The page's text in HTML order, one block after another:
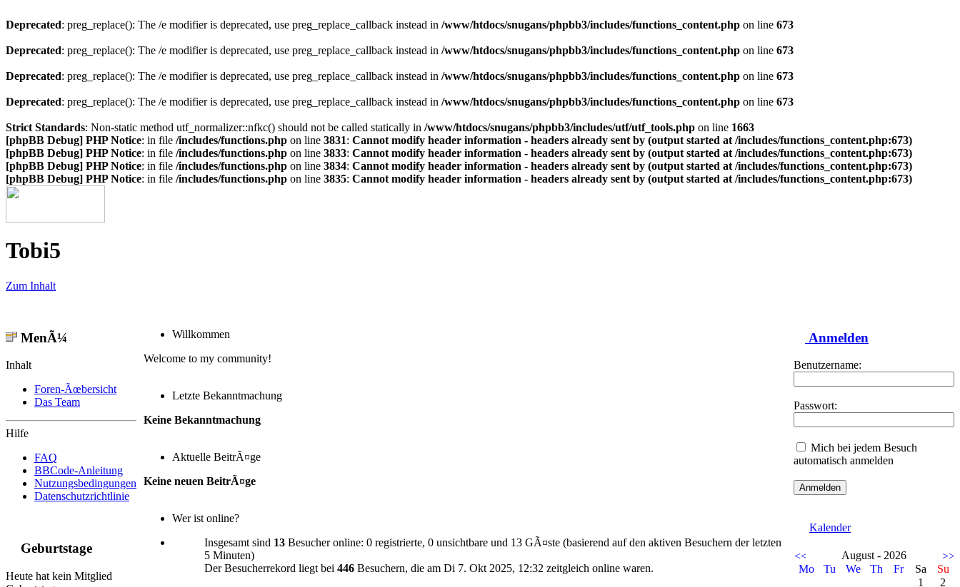
Deprecated: preg_replace(): The /e modifier is deprecated, use preg_replace_callback instead in /www/htdocs/snugans/phpbb3/includes/functions_content.php on line 673
Deprecated: preg_replace(): The /e modifier is deprecated, use preg_replace_callback instead in /www/htdocs/snugans/phpbb3/includes/functions_content.php on line 673
Deprecated: preg_replace(): The /e modifier is deprecated, use preg_replace_callback instead in /www/htdocs/snugans/phpbb3/includes/functions_content.php on line 673
Deprecated: preg_replace(): The /e modifier is deprecated, use preg_replace_callback instead in /www/htdocs/snugans/phpbb3/includes/functions_content.php on line 673
Strict Standards: Non-static method utf_normalizer::nfkc() should not be called statically in /www/htdocs/snugans/phpbb3/includes/utf/utf_tools.php on line 1663
[phpBB Debug] PHP Notice: in file /includes/functions.php on line 3831: Cannot modify header information - headers already sent by (output started at /includes/functions_content.php:673)
[phpBB Debug] PHP Notice: in file /includes/functions.php on line 3833: Cannot modify header information - headers already sent by (output started at /includes/functions_content.php:673)
[phpBB Debug] PHP Notice: in file /includes/functions.php on line 3834: Cannot modify header information - headers already sent by (output started at /includes/functions_content.php:673)
[phpBB Debug] PHP Notice: in file /includes/functions.php on line 3835: Cannot modify header information - headers already sent by (output started at /includes/functions_content.php:673)
Tobi5
Zum Inhalt
MenÃ¼
Inhalt
Foren-Ãœbersicht
Das Team
Hilfe
FAQ
BBCode-Anleitung
Nutzungsbedingungen
Datenschutzrichtlinie
Geburtstage
Heute hat kein Mitglied
Willkommen
Welcome to my community!
Letzte Bekanntmachung
Keine Bekanntmachung
Aktuelle BeitrÃ¤ge
Keine neuen BeitrÃ¤ge
Wer ist online?
Insgesamt sind 13 Besucher online: 0 registrierte, 0 unsichtbare und 13 GÃ¤ste (basierend auf den aktiven Besuchern der letzten
5 Minuten)
Der Besucherrekord liegt bei 446 Besuchern, die am Di 7. Okt 2025, 12:32 zeitgleich online waren.
Anmelden
Benutzername:
Passwort:
Mich bei jedem Besuch
automatisch anmelden
Kalender
August - 2026
Mo
Tu We Th Fr Sa
Su
1
2